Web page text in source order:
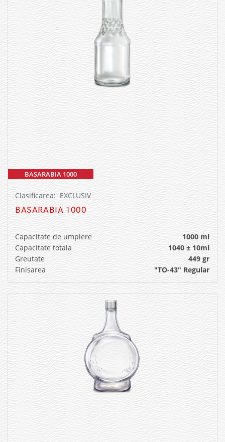
BASARABIA 1000
Clasificarea: EXCLUSIV
BASARABIA 1000
Capacitate de umplere
1000 ml
Capacitate totala
1040 ± 10ml
Greutate
449 gr
Finisarea
"TO-43" Regular